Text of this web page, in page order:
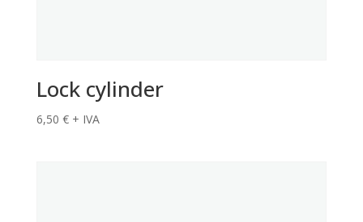
Lock cylinder
6,50 € + IVA